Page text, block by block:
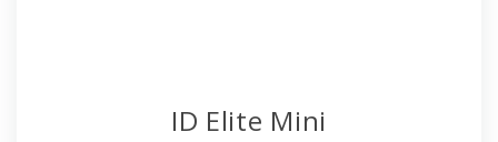
ID Elite Mini